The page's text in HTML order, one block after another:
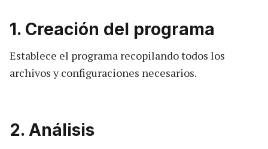
1. Creación del programa
Establece el programa recopilando todos los
archivos y configuraciones necesarios.
2. Análisis